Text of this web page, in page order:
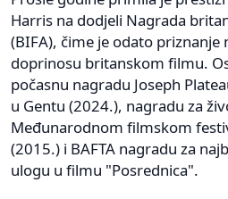
Harris na dodjeli Nagrada
(BIFA), čime je odato
doprinosu britanskom filmu.
počasnu nagradu Joseph
u Gentu (2024.), nagradu za
Međunarodnom filmskom
(2015.) i BAFTA nagradu za
ulogu u filmu "Posrednica".